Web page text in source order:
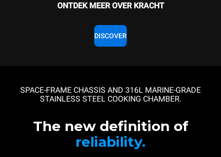
ONTDEK MEER OVER KRACHT
DISCOVER
SPACE-FRAME CHASSIS AND 316L MARINE-GRADE
STAINLESS STEEL COOKING CHAMBER.
The new definition of
reliability.